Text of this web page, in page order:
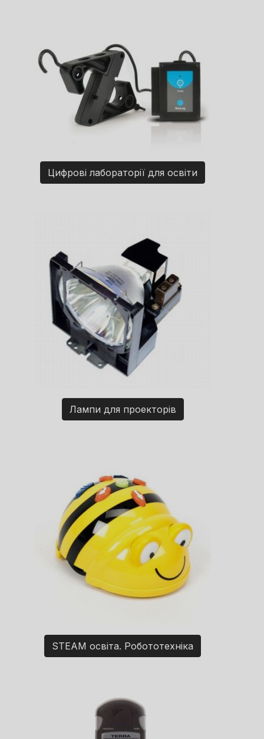
Цифрові лабораторії для освіти
Лампи для проекторів
STEAM освіта. Робототехніка